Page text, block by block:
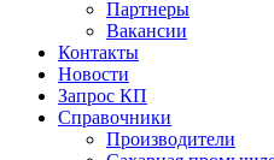
Партнеры
Вакансии
Контакты
Новости
Запрос КП
Справочники
Производители